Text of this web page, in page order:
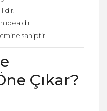
idealdir.
sahiptir.
Çıkar?